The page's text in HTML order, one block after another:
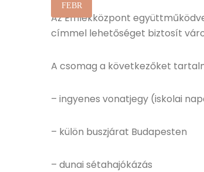
FEBR
Az Emlékközpont
címmel lehetőséget biztosít
A csomag a következőket
– ingyenes vonatjegy (iskolai
– külön buszjárat Budapesten
– dunai sétahajókázás